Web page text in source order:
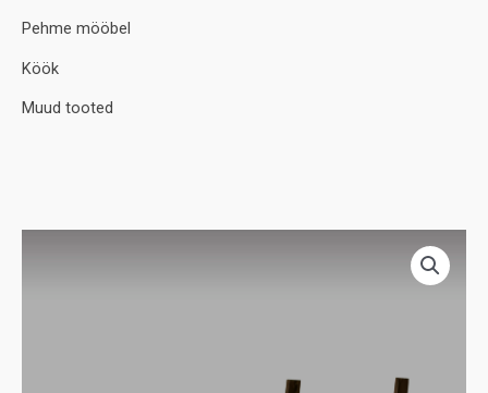
Pehme mööbel
Köök
Muud tooted